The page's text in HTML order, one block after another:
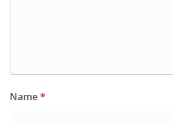
Name*